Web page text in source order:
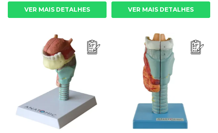
VER MAIS DETALHES VER MAIS DETALHES